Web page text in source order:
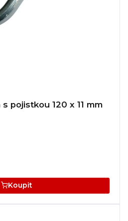
pojistkou 120 x 11 mm
Koupit